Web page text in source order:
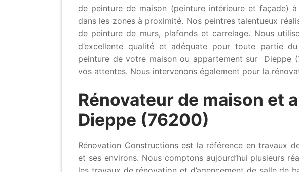
de peinture de maison (peinture intérieure et façade)
dans les zones à proximité. Nos peintres talentueux
de peinture de murs, plafonds et carrelage. Nous
d’excellente qualité et adéquate pour toute partie
peinture de votre maison ou appartement sur Dieppe
vos attentes. Nous intervenons également pour la
Rénovateur de maison et
Dieppe (76200)
Rénovation Constructions est la référence en travaux
et ses environs. Nous comptons aujourd’hui plusieurs